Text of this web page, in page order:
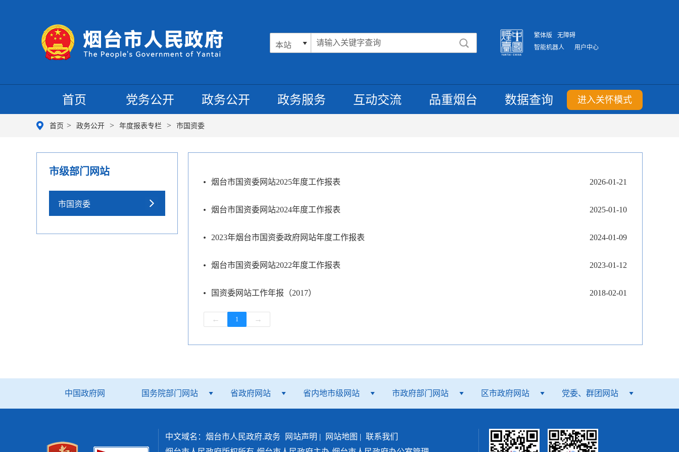
繁体版
无障碍
智能机器人
用户中心
首页 党务公开 政务公开 政务服务 互动交流 品重烟台 数据查询 进入关怀模式
首页 > 政务公开 > 年度报表专栏 > 市国资委
市级部门网站
市国资委
烟台市国资委网站2025年度工作报表 2026-01-21
烟台市国资委网站2024年度工作报表 2025-01-10
2023年烟台市国资委政府网站年度工作报表 2024-01-09
烟台市国资委网站2022年度工作报表 2023-01-12
国资委网站工作年报（2017） 2018-02-01
← 1 →
中国政府网 国务院部门网站 省政府网站 省内地市级网站 市政府部门网站 区市政府网站 党委、群团网站
中文域名：烟台市人民政府.政务 网站声明 | 网站地图 | 联系我们